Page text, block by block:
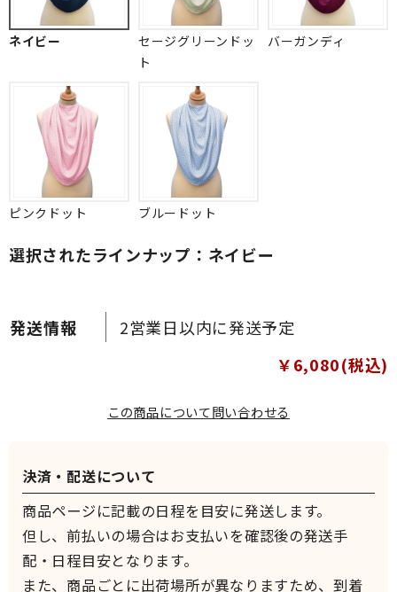
￥6,080(税込)
2営業日以内に発送予定
ネイビー
セージグリーンドッ
ト
バーガンディ
ピンクドット ブルードット
選択されたラインナップ：ネイビー
この商品について問い合わせる
決済・配送について
商品ページに記載の日程を目安に発送します。
但し、前払いの場合はお支払いを確認後の発送手
配・日程目安となります。
また、商品ごとに出荷場所が異なりますため、到着